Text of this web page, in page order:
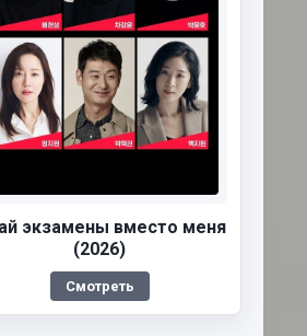
экзамены вместо меня
(2026)
Смотреть